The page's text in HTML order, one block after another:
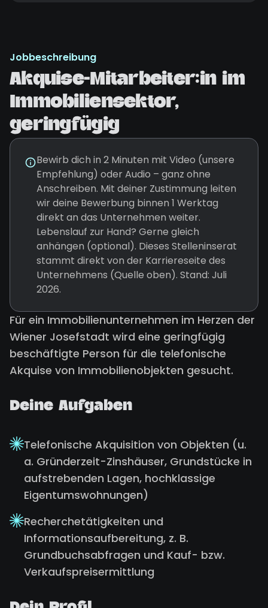
Jobbeschreibung
Akquise-Mitarbeiter:in im
Immobiliensektor,
geringfügig
Bewirb dich in 2 Minuten mit Video (unsere
Empfehlung) oder Audio – ganz ohne
Anschreiben. Mit deiner Zustimmung leiten
wir deine Bewerbung binnen 1 Werktag
direkt an das Unternehmen weiter.
Lebenslauf zur Hand? Gerne gleich
anhängen (optional). Dieses Stelleninserat
stammt direkt von der Karriereseite des
Unternehmens (Quelle oben). Stand: Juli
2026.
Für ein Immobilienunternehmen im Herzen der
Wiener Josefstadt wird eine geringfügig
beschäftigte Person für die telefonische
Akquise von Immobilienobjekten gesucht.
Deine Aufgaben
Telefonische Akquisition von Objekten (u.
a. Gründerzeit-Zinshäuser, Grundstücke in
aufstrebenden Lagen, hochklassige
Eigentumswohnungen)
Recherchetätigkeiten und
Informationsaufbereitung, z. B.
Grundbuchsabfragen und Kauf- bzw.
Verkaufspreisermittlung